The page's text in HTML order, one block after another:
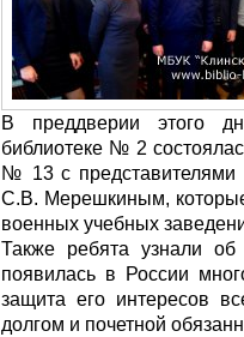
В преддверии этого
библиотеке № 2
№ 13 с представителями
С.В. Мерешкиным,
военных учебных
Также ребята узнали об
появилась в России
защита его интересов
долгом и почетной